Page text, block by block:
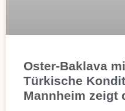
Oster-Baklava
Türkische
Mannheim zeigt